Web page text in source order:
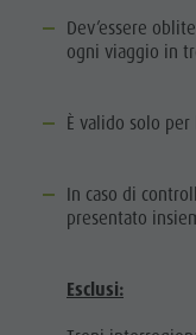
Shopping
Benessere
La Val Pusteria
Dolasilla Saga
Eventi
Dev’essere
ogni viaggio in
È valido solo
In caso di
presentato
Esclusi: